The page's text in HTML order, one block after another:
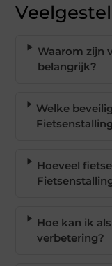
Waarom zijn
belangrijk?
Welke
Hoeveel
Hoe kan ik
verbetering?